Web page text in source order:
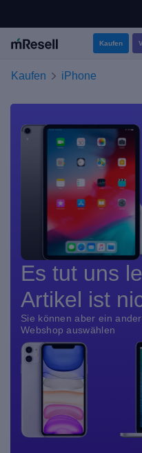
Kaufen
Kaufen iPhone
Es tut uns
Artikel ist
Sie können aber ein
Webshop auswählen